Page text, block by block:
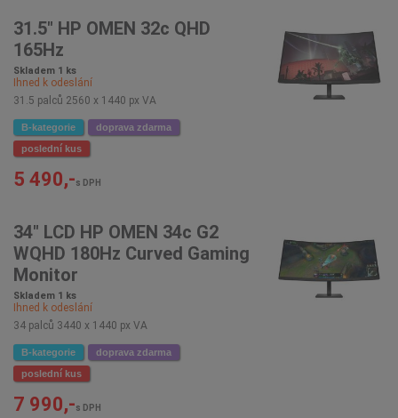
31.5" HP OMEN 32c QHD
165Hz
Skladem 1 ks
Ihned k odeslání
31.5 palců 2560 x 1440 px VA
B-kategorie
doprava zdarma
poslední kus
5 490,-s DPH
34" LCD HP OMEN 34c G2
WQHD 180Hz Curved Gaming
Monitor
Skladem 1 ks
Ihned k odeslání
34 palců 3440 x 1440 px VA
B-kategorie
doprava zdarma
poslední kus
7 990,-s DPH